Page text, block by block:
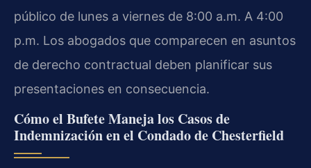
público de lunes a viernes de 8:00 a.m. A 4:00
p.m. Los abogados que comparecen en asuntos
de derecho contractual deben planificar sus
presentaciones en consecuencia.
Cómo el Bufete Maneja los Casos de
Indemnización en el Condado de Chesterfield